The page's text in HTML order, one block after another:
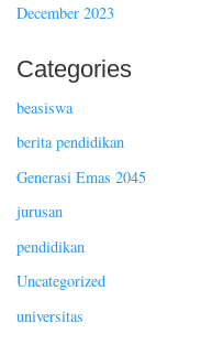
December 2023
Categories
beasiswa
berita pendidikan
Generasi Emas 2045
jurusan
pendidikan
Uncategorized
universitas